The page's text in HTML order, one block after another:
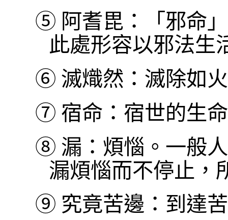
⑤ 阿耆毘：「邪命
此處形容以邪法生
⑥ 滅熾然：滅除如
⑦ 宿命：宿世的生
⑧ 漏：煩惱。一般
漏煩惱而不停止，
⑨ 究竟苦邊：到達